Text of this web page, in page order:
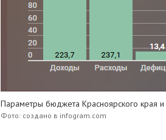
Параметры бюджета Красноярского края
Фото: создано в infogram.com